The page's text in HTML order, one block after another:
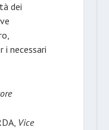
dei
i necessari
Vice